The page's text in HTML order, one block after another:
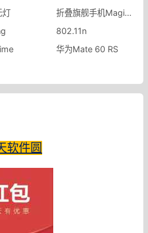
灯
折叠旗舰手机Magic V2
802.11n
华为Mate 60 RS
软件圆